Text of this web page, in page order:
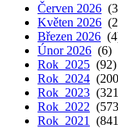
Červen 2026
Květen 2026
Březen 2026
Únor 2026 (6)
Rok 2025 (92)
Rok 2024
Rok 2023
Rok 2022
Rok 2021